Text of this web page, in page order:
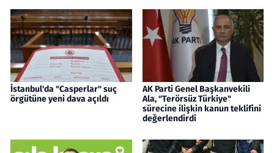
İstanbul'da "Casperlar" suç
örgütüne yeni dava açıldı
AK Parti Genel Başkanvekili
Ala, "Terörsüz Türkiye"
sürecine ilişkin kanun teklifini
değerlendirdi